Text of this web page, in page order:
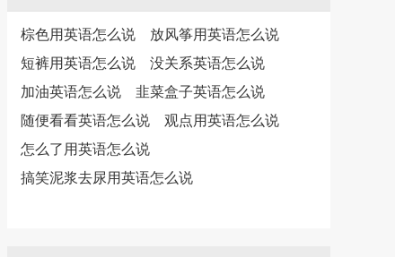
棕色用英语怎么说
放风筝用英语怎么说
短裤用英语怎么说
没关系英语怎么说
加油英语怎么说
韭菜盒子英语怎么说
随便看看英语怎么说
观点用英语怎么说
怎么了用英语怎么说
搞笑泥浆去尿用英语怎么说